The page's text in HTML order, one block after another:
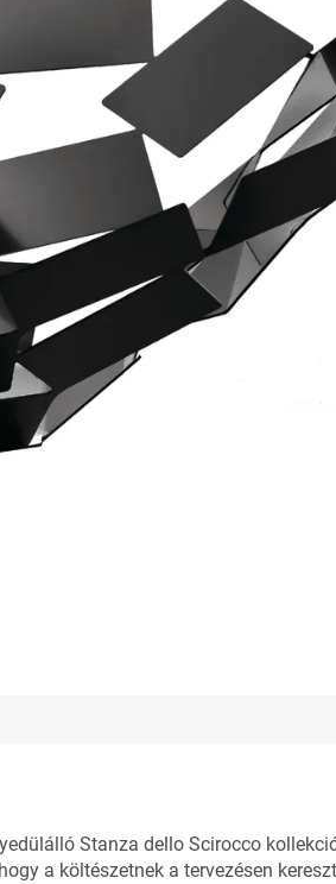
Stanza dello Scirocco
a költészetnek a tervezésen